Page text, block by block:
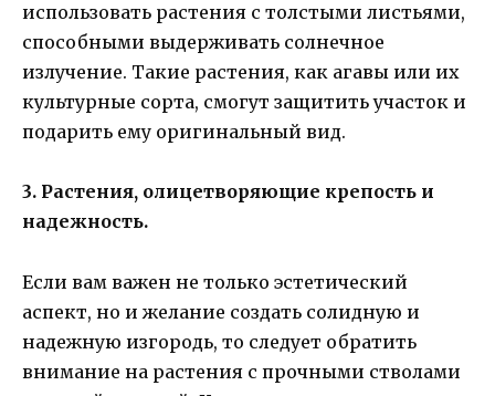
использовать растения с толстыми листьями,
способными выдерживать солнечное
излучение. Такие растения, как агавы или их
культурные сорта, смогут защитить участок и
подарить ему оригинальный вид.
3. Растения, олицетворяющие крепость и
надежность.
Если вам важен не только эстетический
аспект, но и желание создать солидную и
надежную изгородь, то следует обратить
внимание на растения с прочными стволами